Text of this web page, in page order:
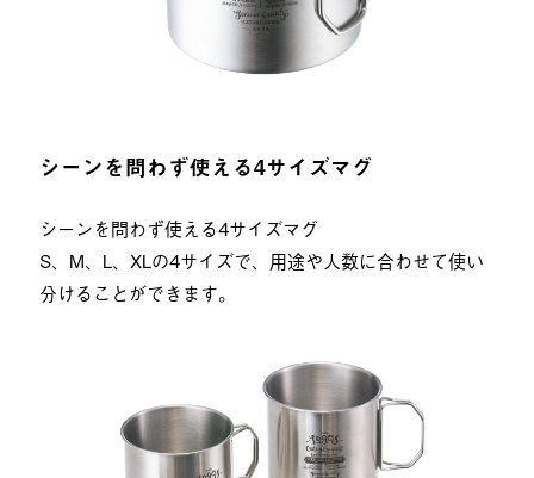
シーンを問わず使える4サイズマグ
シーンを問わず使える4サイズマグ
S、M、L、XLの4サイズで、用途や人数に合わせて使い
分けることができます。